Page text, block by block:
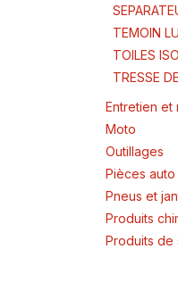
TEMOIN
TOILES
TRESSE
Entretien et
Moto
Outillages
Pièces auto
Pneus et
Produits
Produits de